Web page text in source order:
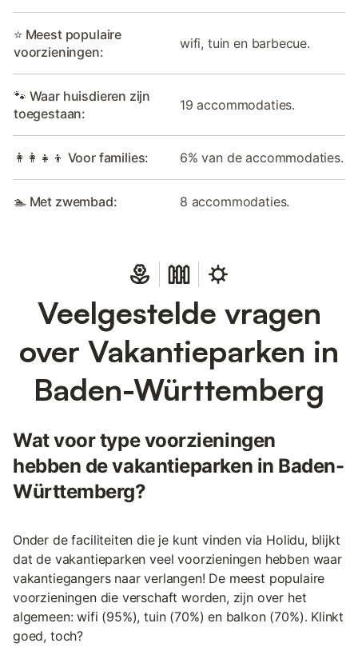
⭐ Meest populaire
voorzieningen:
wifi, tuin en barbecue.
🐾 Waar huisdieren zijn
toegestaan:
19 accommodaties.
👩‍👩‍👧‍👦 Voor families: 6% van de accommodaties.
🏊 Met zwembad: 8 accommodaties.
Veelgestelde vragen
over Vakantieparken in
Baden-Württemberg
Wat voor type voorzieningen
hebben de vakantieparken in Baden-
Württemberg?
Onder de faciliteiten die je kunt vinden via Holidu, blijkt
dat de vakantieparken veel voorzieningen hebben waar
vakantiegangers naar verlangen! De meest populaire
voorzieningen die verschaft worden, zijn over het
algemeen: wifi (95%), tuin (70%) en balkon (70%). Klinkt
goed, toch?